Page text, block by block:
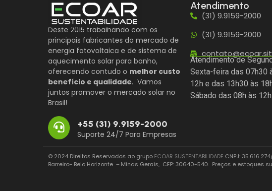
Deste 2015 trabalhando com os
principais fabricantes do mercado de
energia fotovoltaica e de sistema de
aquecimento solar para banho,
oferecendo contudo o melhor custo
benefício e qualidade. Vamos
juntos promover o mercado solar no
Brasil!
+55 (31) 9.9159-2000
Suporte 24/7 Para Empresas
Atendimento
(31) 9.9159-2000
(31) 9.9159-2000
Atendimento de
Sexta-feira das 07h30
12h e das 13h30 às
Sábado das 08h às 12h.
© 2024 Direitos Reservados ao grupo ECOAR SUSTENTABILIDADE CNPJ:
Barreiro- Belo Horizonte – Minas Gerais, CEP: 30640-540. Preços e estoques